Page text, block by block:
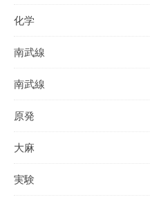
化学
南武線
南武線
原発
大麻
実験